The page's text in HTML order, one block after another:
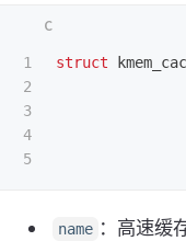
1
2
3
4
struct
name ：高速缓